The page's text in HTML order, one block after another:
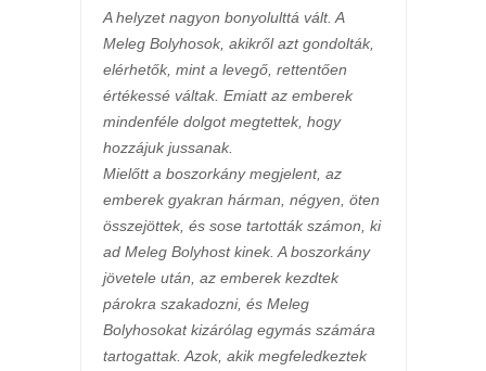
A helyzet nagyon bonyolulttá vált. A
Meleg Bolyhosok, akikről azt gondolták,
elérhetők, mint a levegő, rettentően
értékessé váltak. Emiatt az emberek
mindenféle dolgot megtettek, hogy
hozzájuk jussanak.
Mielőtt a boszorkány megjelent, az
emberek gyakran hárman, négyen, öten
összejöttek, és sose tartották számon, ki
ad Meleg Bolyhost kinek. A boszorkány
jövetele után, az emberek kezdtek
párokra szakadozni, és Meleg
Bolyhosokat kizárólag egymás számára
tartogattak. Azok, akik megfeledkeztek